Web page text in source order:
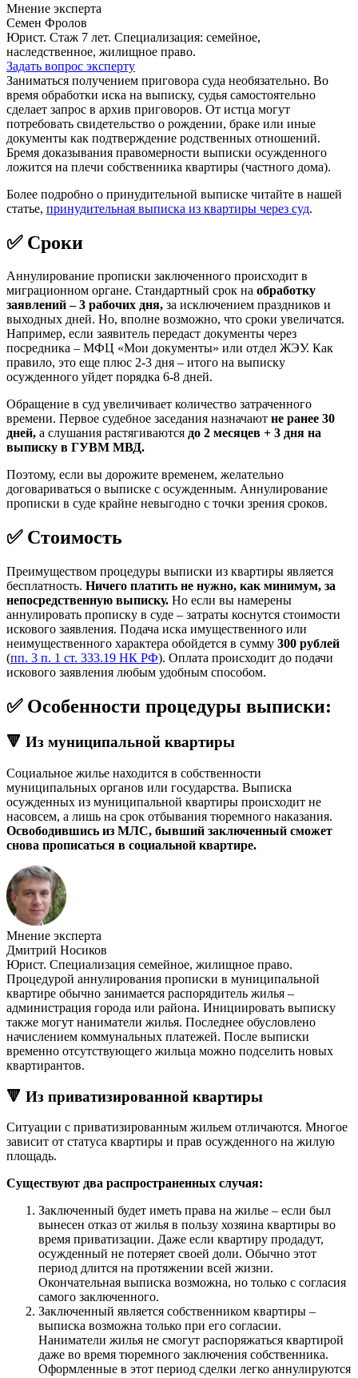
Мнение эксперта
Семен Фролов
Юрист. Стаж 7 лет. Специализация: семейное,
наследственное, жилищное право.
Задать вопрос эксперту
Заниматься получением приговора суда необязательно. Во
время обработки иска на выписку, судья самостоятельно
сделает запрос в архив приговоров. От истца могут
потребовать свидетельство о рождении, браке или иные
документы как подтверждение родственных отношений.
Бремя доказывания правомерности выписки осужденного
ложится на плечи собственника квартиры (частного дома).
Более подробно о принудительной выписке читайте в нашей
статье, принудительная выписка из квартиры через суд.
✅ Сроки
Аннулирование прописки заключенного происходит в
миграционном органе. Стандартный срок на обработку
заявлений – 3 рабочих дня, за исключением праздников и
выходных дней. Но, вполне возможно, что сроки увеличатся.
Например, если заявитель передаст документы через
посредника – МФЦ «Мои документы» или отдел ЖЭУ. Как
правило, это еще плюс 2-3 дня – итого на выписку
осужденного уйдет порядка 6-8 дней.
Обращение в суд увеличивает количество затраченного
времени. Первое судебное заседания назначают не ранее 30
дней, а слушания растягиваются до 2 месяцев + 3 дня на
выписку в ГУВМ МВД.
Поэтому, если вы дорожите временем, желательно
договариваться о выписке с осужденным. Аннулирование
прописки в суде крайне невыгодно с точки зрения сроков.
✅ Стоимость
Преимуществом процедуры выписки из квартиры является
бесплатность. Ничего платить не нужно, как минимум, за
непосредственную выписку. Но если вы намерены
аннулировать прописку в суде – затраты коснутся стоимости
искового заявления. Подача иска имущественного или
неимущественного характера обойдется в сумму 300 рублей
(пп. 3 п. 1 ст. 333.19 НК РФ). Оплата происходит до подачи
искового заявления любым удобным способом.
✅ Особенности процедуры выписки:
🔻 Из муниципальной квартиры
Социальное жилье находится в собственности
муниципальных органов или государства. Выписка
осужденных из муниципальной квартиры происходит не
насовсем, а лишь на срок отбывания тюремного наказания.
Освободившись из МЛС, бывший заключенный сможет
снова прописаться в социальной квартире.
Мнение эксперта
Дмитрий Носиков
Юрист. Специализация семейное, жилищное право.
Процедурой аннулирования прописки в муниципальной
квартире обычно занимается распорядитель жилья –
администрация города или района. Инициировать выписку
также могут наниматели жилья. Последнее обусловлено
начислением коммунальных платежей. После выписки
временно отсутствующего жильца можно подселить новых
квартирантов.
🔻 Из приватизированной квартиры
Ситуации с приватизированным жильем отличаются. Многое
зависит от статуса квартиры и прав осужденного на жилую
площадь.
Существуют два распространенных случая:
Заключенный будет иметь права на жилье – если был
вынесен отказ от жилья в пользу хозяина квартиры во
время приватизации. Даже если квартиру продадут,
осужденный не потеряет своей доли. Обычно этот
период длится на протяжении всей жизни.
Окончательная выписка возможна, но только с согласия
самого заключенного.
Заключенный является собственником квартиры –
выписка возможна только при его согласии.
Наниматели жилья не смогут распоряжаться квартирой
даже во время тюремного заключения собственника.
Оформленные в этот период сделки легко аннулируются